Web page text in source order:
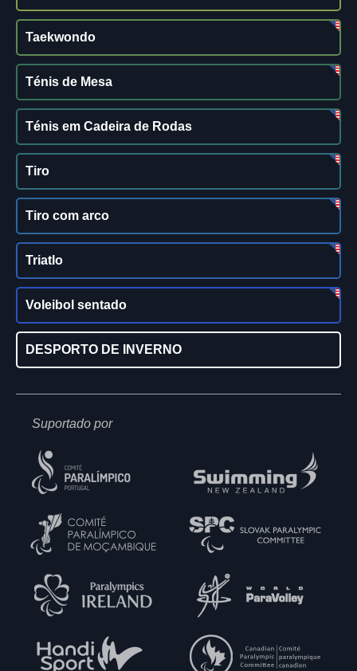
Taekwondo
Ténis de Mesa
Ténis em Cadeira de Rodas
Tiro
Tiro com arco
Triatlo
Voleibol sentado
DESPORTO DE INVERNO
Suportado por